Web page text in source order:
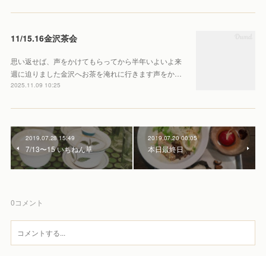
11/15.16金沢茶会
思い返せば、声をかけてもらってから半年いよいよ来
週に迫りました金沢へお茶を淹れに行きます声をか…
2025.11.09 10:25
2019.07.28 15:49
7/13〜15 いちねん草
2019.07.20 00:05
本日最終日
0コメント